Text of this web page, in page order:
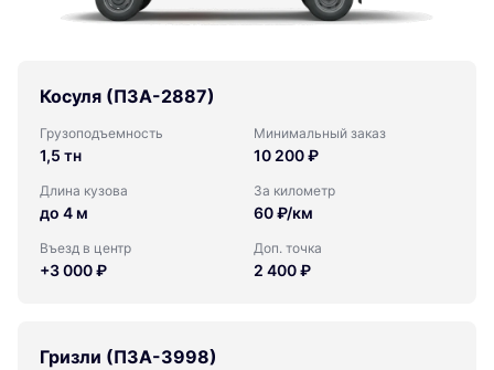
Косуля (ПЗА-2887)
Грузоподъемность
1,5 тн
Минимальный заказ
10 200 ₽
Длина кузова
до 4 м
За километр
60 ₽/км
Въезд в центр
+3 000 ₽
Доп. точка
2 400 ₽
Гризли (ПЗА-3998)